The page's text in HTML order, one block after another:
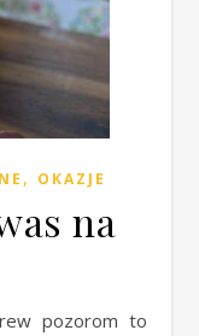
, OKAZJE
na